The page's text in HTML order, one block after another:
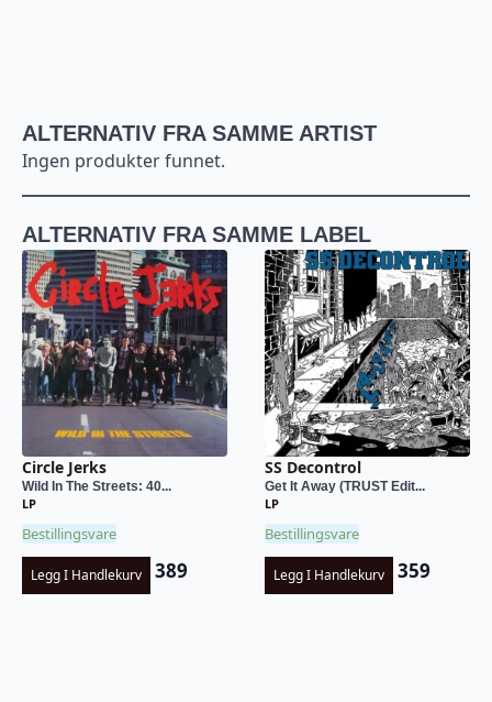
ALTERNATIV FRA SAMME ARTIST
Ingen produkter funnet.
ALTERNATIV FRA SAMME LABEL
Circle Jerks
Wild In The Streets: 40...
LP
Bestillingsvare
Legg I Handlekurv 389
SS Decontrol
Get It Away (TRUST Edit...
LP
Bestillingsvare
Legg I Handlekurv 359